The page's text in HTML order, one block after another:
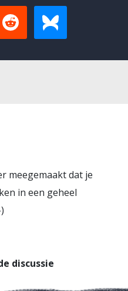
meegemaakt dat je
in een geheel
discussie